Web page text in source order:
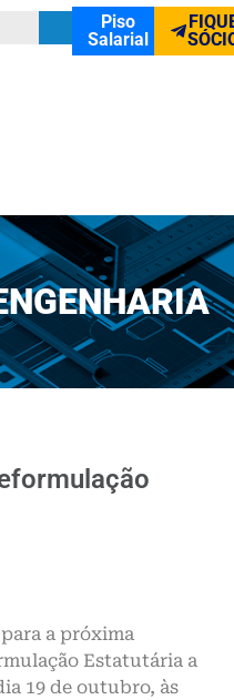
Piso
Salarial
a próxima
Estatutária a
19 de outubro, às